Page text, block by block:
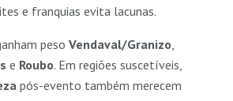
e franquias evita lacunas.
peso Vendaval/Granizo,
e Roubo. Em regiões suscetíveis,
pós-evento também merecem